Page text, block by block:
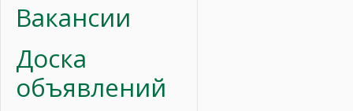
Вакансии
Доска
объявлений